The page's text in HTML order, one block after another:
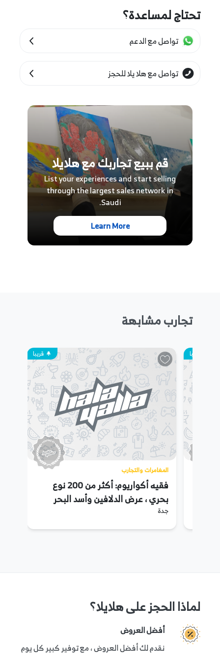
جميع التذاكر مجانية، لذا بادر بحجز واحدة لك.
تحتاج لمساعدة؟
تواصل مع الدعم
تواصل مع هلا يلا للحجز
قم ببيع تجاربك مع هلايلا
List your experiences and start selling
through the largest sales network in
Saudi.
Learn More
تجارب مشابهة
قريبا قريبا
المغامرات والتجارب
فقيه أكواريوم: أكثر من 200 نوع
بحري ، عرض الدلافين وأسد البحر
والمزيد
جدة
لماذا الحجز على هلايلا؟
أفضل العروض
نقدم لك أفضل العروض ، مع توفير كبير كل يوم